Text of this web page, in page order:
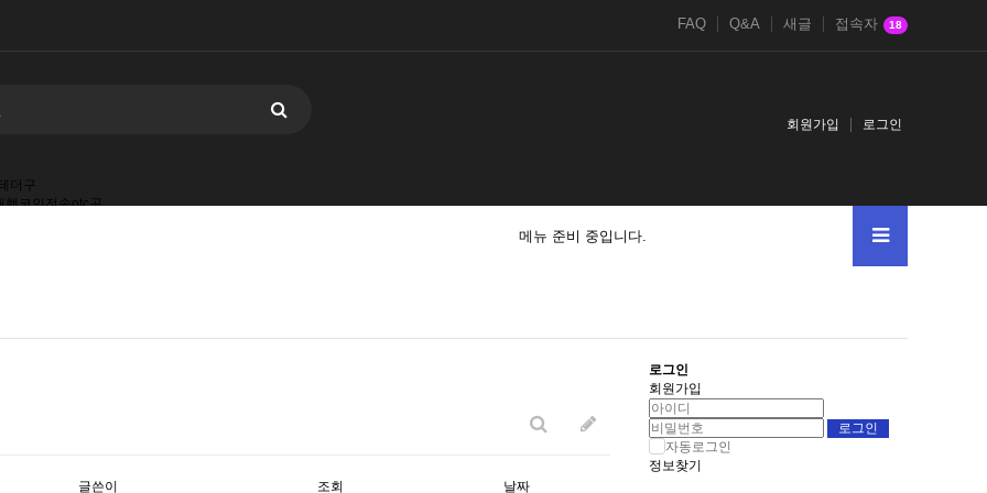
FAQ Q&A 새글 접속자 18
더구
행코인전송otc공
회원가입 로그인
메뉴 준비 중입니다.
글쓴이 조회 날짜
로그인
회원가입
자동로그인
정보찾기